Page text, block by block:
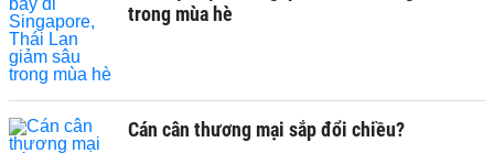
trong mùa hè
Cán cân thương mại sắp đổi chiều?